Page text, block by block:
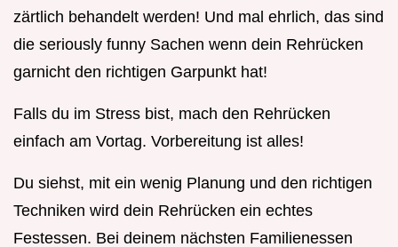
zärtlich behandelt werden! Und mal ehrlich, das sind
die seriously funny Sachen wenn dein Rehrücken
garnicht den richtigen Garpunkt hat!
Falls du im Stress bist, mach den Rehrücken
einfach am Vortag. Vorbereitung ist alles!
Du siehst, mit ein wenig Planung und den richtigen
Techniken wird dein Rehrücken ein echtes
Festessen. Bei deinem nächsten Familienessen